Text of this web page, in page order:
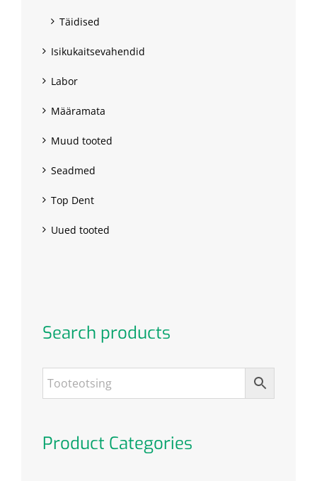
Täidised
Isikukaitsevahendid
Labor
Määramata
Muud tooted
Seadmed
Top Dent
Uued tooted
Search products
Product Categories